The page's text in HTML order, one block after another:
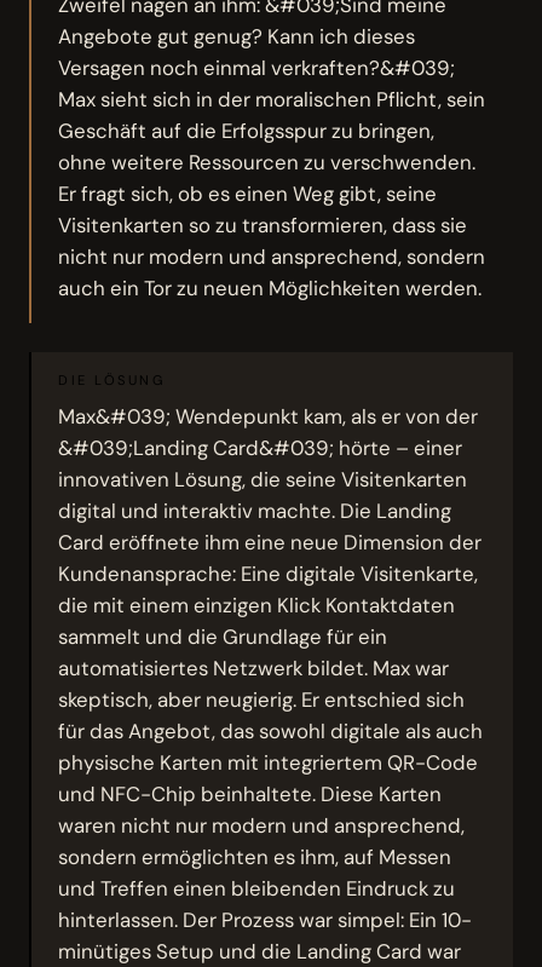
Angebote gut genug? Kann ich dieses
Versagen noch einmal verkraften?&#039;
Max sieht sich in der moralischen Pflicht, sein
Geschäft auf die Erfolgsspur zu bringen,
ohne weitere Ressourcen zu verschwenden.
Er fragt sich, ob es einen Weg gibt, seine
Visitenkarten so zu transformieren, dass sie
nicht nur modern und ansprechend, sondern
auch ein Tor zu neuen Möglichkeiten werden.
DIE LÖSUNG
Max&#039; Wendepunkt kam, als er von der
&#039;Landing Card&#039; hörte – einer
innovativen Lösung, die seine Visitenkarten
digital und interaktiv machte. Die Landing
Card eröffnete ihm eine neue Dimension der
Kundenansprache: Eine digitale Visitenkarte,
die mit einem einzigen Klick Kontaktdaten
sammelt und die Grundlage für ein
automatisiertes Netzwerk bildet. Max war
skeptisch, aber neugierig. Er entschied sich
für das Angebot, das sowohl digitale als auch
physische Karten mit integriertem QR-Code
und NFC-Chip beinhaltete. Diese Karten
waren nicht nur modern und ansprechend,
sondern ermöglichten es ihm, auf Messen
und Treffen einen bleibenden Eindruck zu
hinterlassen. Der Prozess war simpel: Ein 10-
minütiges Setup und die Landing Card war